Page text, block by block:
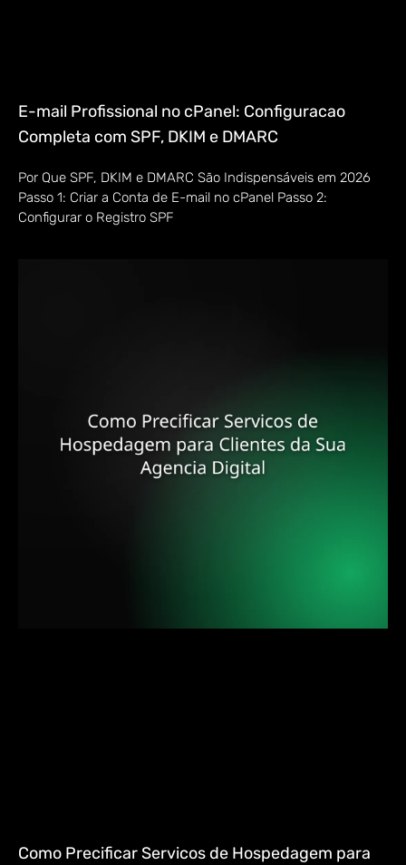
E-mail Profissional no cPanel: Configuracao
Completa com SPF, DKIM e DMARC
Por Que SPF, DKIM e DMARC São Indispensáveis em 2026
Passo 1: Criar a Conta de E-mail no cPanel Passo 2:
Configurar o Registro SPF
Como Precificar Servicos de Hospedagem para